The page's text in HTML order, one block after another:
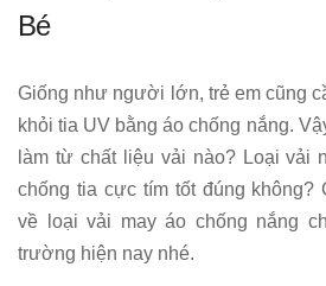
Bé
Giống như người lớn, trẻ em cũng
khỏi tia UV bằng áo chống nắng.
làm từ chất liệu vải nào? Loại vải
chống tia cực tím tốt đúng không?
về loại vải may áo chống nắng
trường hiện nay nhé.